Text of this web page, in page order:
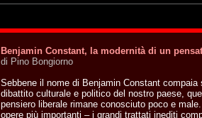
Benjamin Constant, la modernità di un
di Pino Bongiorno
Sebbene il nome di Benjamin Constant
dibattito culturale e politico del nostro paese,
pensiero liberale rimane conosciuto poco e
opere più importanti – i grandi trattati inediti